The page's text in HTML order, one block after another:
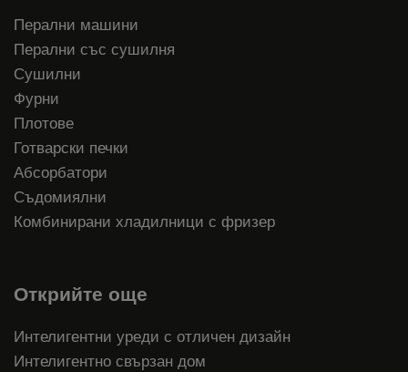
Перални машини
Перални със сушилня
Сушилни
Фурни
Плотове
Готварски печки
Абсорбатори
Съдомиялни
Комбинирани хладилници с фризер
Открийте още
Интелигентни уреди с отличен дизайн
Интелигентно свързан дом